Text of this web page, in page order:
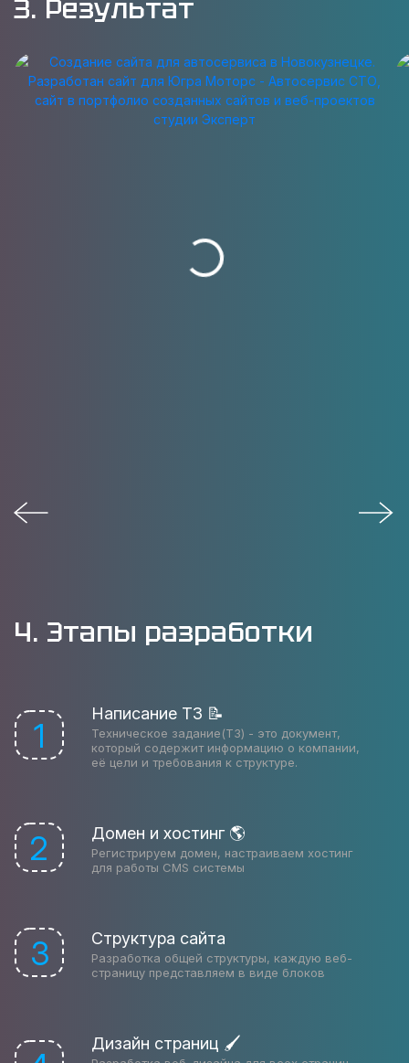
3. Результат
4. Этапы разработки
1
Написание ТЗ 📝
Техническое задание(ТЗ) - это документ,
который содержит информацию о компании,
её цели и требования к структуре.
2 Домен и хостинг 🌎
Регистрируем домен, настраиваем хостинг
для работы CMS системы
3 Структура сайта
Разработка общей структуры, каждую веб-
страницу представляем в виде блоков
Дизайн страниц 🖌